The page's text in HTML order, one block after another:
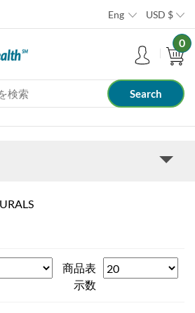
Eng USD $
0
商品表
示数